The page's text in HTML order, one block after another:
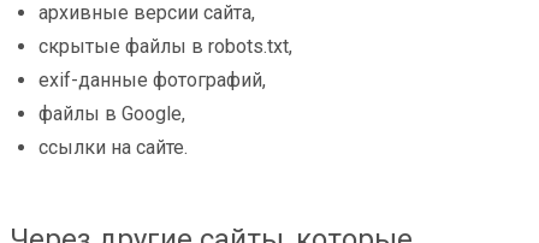
архивные версии сайта,
скрытые файлы в robots.txt,
exif-данные фотографий,
файлы в Google,
ссылки на сайте.